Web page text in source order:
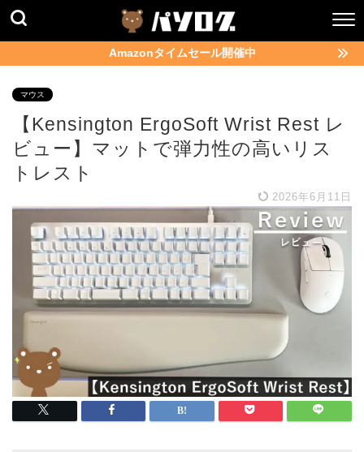
Amazonタイムセール開催中
マウス
【Kensington ErgoSoft Wrist Rest レ
ビュー】マットで弾力性の高いリス
トレスト
2026年6月11日